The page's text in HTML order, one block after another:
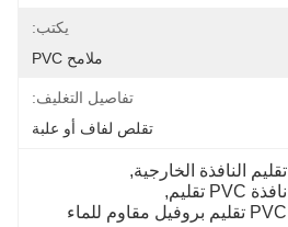
يكتب:
ملامح PVC
تفاصيل التغليف:
تقلص لفاف أو علبة
تقليم النافذة الخارجية,
نافذة PVC تقليم
,
PVC تقليم بروفيل مقاوم للماء